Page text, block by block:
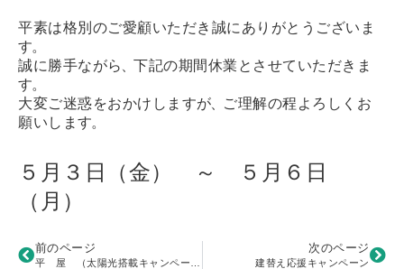
平素は格別のご愛顧いただき誠にありがとうございま
す。
誠に勝手ながら 、下記の期間休業とさせていただきま
す。
大変ご迷惑をおかけしますが、 ご理解の程よろしくお
願いします。
５月３日（金） ～ ５月６日
（月）
前のページ 次のページ
建替え応援キャンペーン